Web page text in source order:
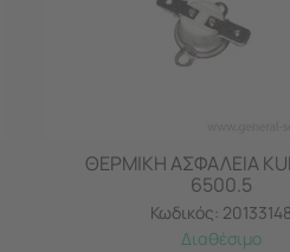
ΘΕΡΜΙΚΗ ΑΣΦΑΛΕΙΑ
6500.5
Κωδικός: 20133148
Διαθέσιμο